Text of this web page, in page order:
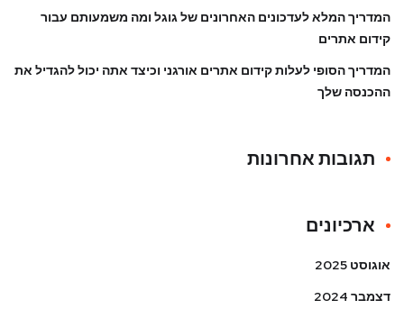
המדריך המלא לעדכונים האחרונים של גוגל ומה משמעותם עבור
קידום אתרים
המדריך הסופי לעלות קידום אתרים אורגני וכיצד אתה יכול להגדיל את
ההכנסה שלך
תגובות אחרונות
ארכיונים
אוגוסט 2025
דצמבר 2024